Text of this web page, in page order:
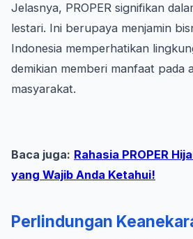
Jelasnya, PROPER signifikan
lestari. Ini berupaya menjamin
Indonesia memperhatikan
demikian memberi manfaat pada
masyarakat.
Baca juga: Rahasia PROPER
yang Wajib Anda Ketahui!
Perlindungan